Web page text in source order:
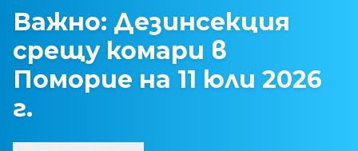
Важно: Дезинсекция
срещу комари в
Поморие на 11 юли 2026
г.